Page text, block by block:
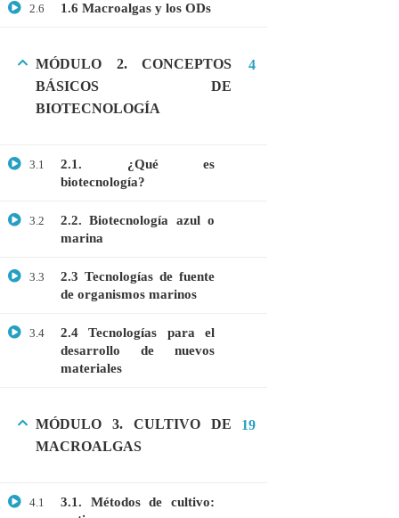
2.6 1.6 Macroalgas y los ODs
MÓDULO 2. CONCEPTOS
BÁSICOS DE
BIOTECNOLOGÍA
4
3.1
2.1. ¿Qué es
biotecnología?
3.2
2.2. Biotecnología azul o
marina
3.3
2.3 Tecnologías de fuente
de organismos marinos
3.4
2.4 Tecnologías para el
desarrollo de nuevos
materiales
MÓDULO 3. CULTIVO DE
MACROALGAS
19
4.1
3.1. Métodos de cultivo:
info@cognitaconecta.com
Bioinformática
Bioquímica